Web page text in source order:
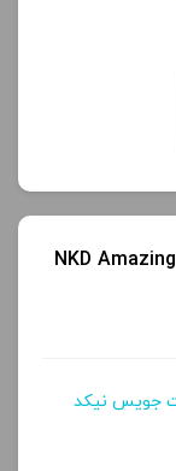
جویس نیکد میکس خامه هلو انبه یخ | NKD Amazing